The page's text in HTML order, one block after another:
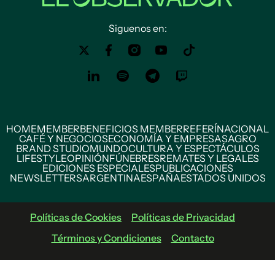
Siguenos en:
HOMEMEMBERBENEFICIOS MEMBERREFERÍNACIONAL
CAFÉ Y NEGOCIOSECONOMÍA Y EMPRESASAGRO
BRAND STUDIOMUNDOCULTURA Y ESPECTÁCULOS
LIFESTYLEOPINIÓNFÚNEBRESREMATES Y LEGALES
EDICIONES ESPECIALESPUBLICACIONES
NEWSLETTERSARGENTINAESPAÑAESTADOS UNIDOS
Políticas de Cookies
Políticas de Privacidad
Términos y Condiciones
Contacto